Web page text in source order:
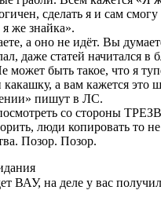
сделать я и сам
же знайка».
а оно не идёт. Вы
даже статей начитался в
может быть такое, что я
а вам кажется это
пишут в ЛС.
со стороны
люди копировать то
Позор. Позор.
ВАУ, на деле у вас